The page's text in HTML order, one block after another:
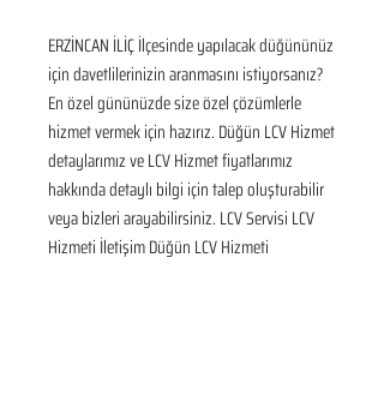
ERZİNCAN İLİÇ İlçesinde yapılacak düğününüz
için davetlilerinizin aranmasını istiyorsanız?
En özel gününüzde size özel çözümlerle
hizmet vermek için hazırız. Düğün LCV Hizmet
detaylarımız ve LCV Hizmet fiyatlarımız
hakkında detaylı bilgi için talep oluşturabilir
veya bizleri arayabilirsiniz. LCV Servisi LCV
Hizmeti İletişim Düğün LCV Hizmeti